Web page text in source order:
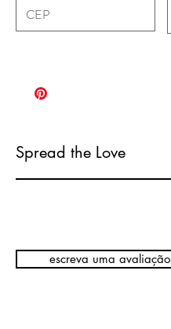
Spread the Love
escreva uma avaliação